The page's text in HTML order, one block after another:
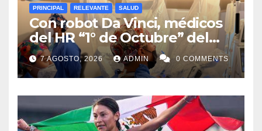
PRINCIPAL RELEVANTE SALUD
Con robot Da Vinci, médicos
del HR “1° de Octubre” del
ISSSTE retiran tumor renal a
paciente de 72 años
7 AGOSTO, 2026 ADMIN 0 COMMENTS